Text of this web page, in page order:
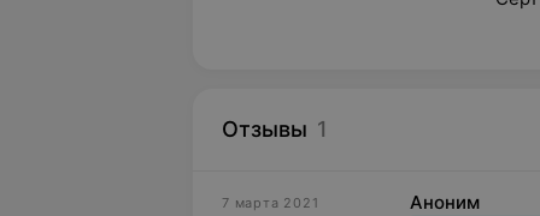
Отзывы 1
7 марта 2021 Аноним